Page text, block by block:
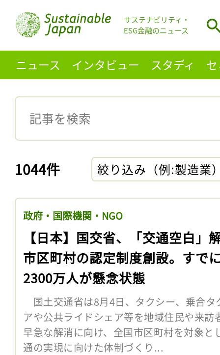
サステナビリティ・
ESG金融のニュース
ニュース インタビュー スタディ
1044件 絞り込み（例:製造業
政府・国際機関・NGO
【日本】国交省、「交通空白」
市区町村の認定制度創設。すで
2300万人が懸念状態
国土交通省は8月4日、タクシー、乗合タ
アや公共ライドシェア等を地域住民や来
早急な解消に向け、全国市区町村を対象と
通の実現に向けた体制づくり...